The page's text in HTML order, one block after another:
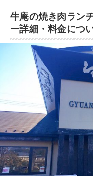
牛庵の焼き肉ラン
ー詳細・料金につ